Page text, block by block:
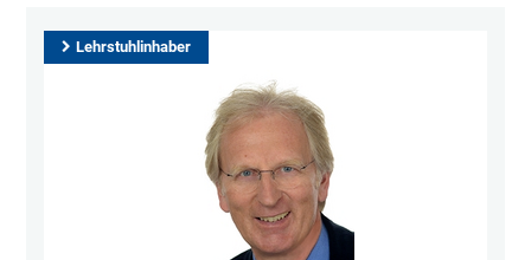
Lehrstuhlinhaber